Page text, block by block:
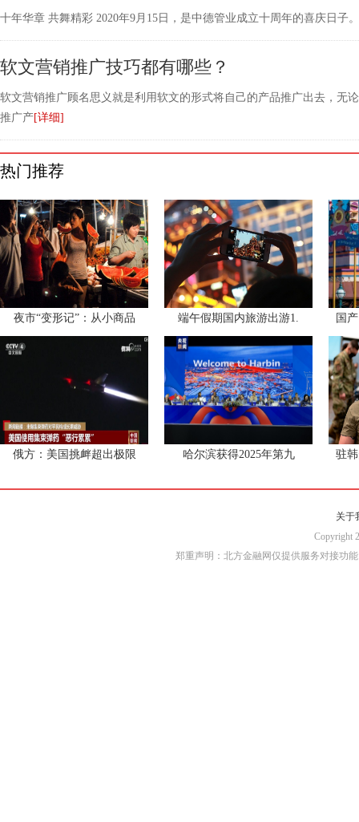
十年华章 共舞精彩 2020年9月15日，是中德管业成立十周年的喜庆日子
软文营销推广技巧都有哪些？
软文营销推广顾名思义就是利用软文的形式将自己的产品推广出去，无
推广产[详细]
热门推荐
夜市“变形记”：从小商品 端午假期国内旅游出游1. 国
俄方：美国挑衅超出极限 哈尔滨获得2025年第九 驻
关于
Copyright
郑重声明：北方金融网仅提供服务对接功